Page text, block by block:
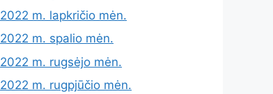
2022 m. lapkričio mėn.
2022 m. spalio mėn.
2022 m. rugsėjo mėn.
2022 m. rugpjūčio mėn.